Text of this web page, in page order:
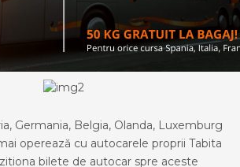
Germania, Belgia, Olanda, Luxemburg
operează cu autocarele proprii Tabita
bilete de autocar spre aceste